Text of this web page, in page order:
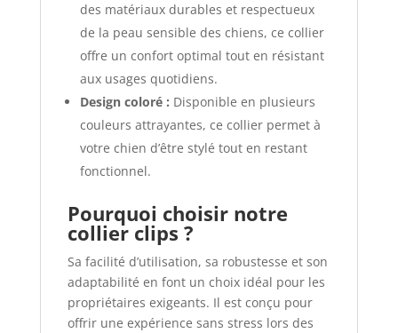
des matériaux durables et respectueux
de la peau sensible des chiens, ce collier
offre un confort optimal tout en résistant
aux usages quotidiens.
Design coloré : Disponible en plusieurs
couleurs attrayantes, ce collier permet à
votre chien d’être stylé tout en restant
fonctionnel.
Pourquoi choisir notre
collier clips ?
Sa facilité d’utilisation, sa robustesse et son
adaptabilité en font un choix idéal pour les
propriétaires exigeants. Il est conçu pour
offrir une expérience sans stress lors des